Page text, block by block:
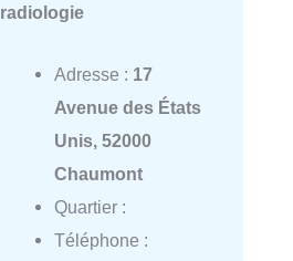
radiologie
Adresse : 17
Avenue des États
Unis, 52000
Chaumont
Quartier :
Téléphone :